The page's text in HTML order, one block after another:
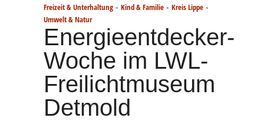
Freizeit & Unterhaltung - Kind & Familie - Kreis Lippe -
Umwelt & Natur
Energieentdecker-
Woche im LWL-
Freilichtmuseum
Detmold